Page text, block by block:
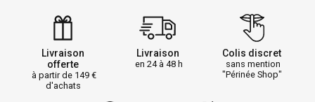
Livraison
offerte
à partir de 149
d'achats
Livraison
en 24 à 48 h
Colis discret
sans mention
"Périnée Shop"